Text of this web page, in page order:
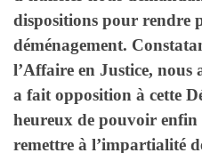
dispositions pour rendre
déménagement.
l’Affaire en Justice,
a fait opposition à cette
heureux de pouvoir enfin
remettre à l’impartialité